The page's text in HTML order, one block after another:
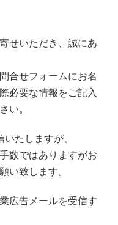
せいただき、誠にあ
合せフォームにお名
必要な情報をご記入
い。
たしますが、
数ではありますがお
い致します。
広告メールを受信す